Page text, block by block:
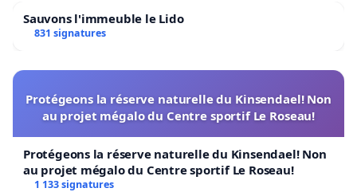
Sauvons l'immeuble le Lido
831 signatures
Protégeons la réserve naturelle du Kinsendael! Non
au projet mégalo du Centre sportif Le Roseau!
Protégeons la réserve naturelle du Kinsendael! Non
au projet mégalo du Centre sportif Le Roseau!
1 133 signatures